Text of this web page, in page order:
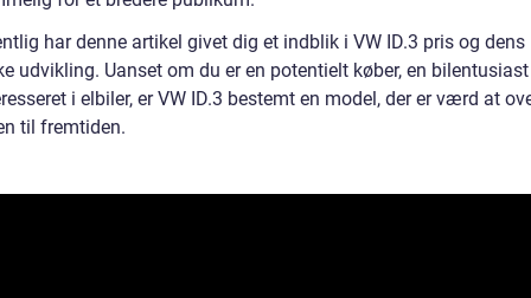
har denne artikel givet dig et indblik i VW ID.3 pris og dens
udvikling. Uanset om du er en potentielt køber, en
i elbiler, er VW ID.3 bestemt en model, der er værd at
til fremtiden.